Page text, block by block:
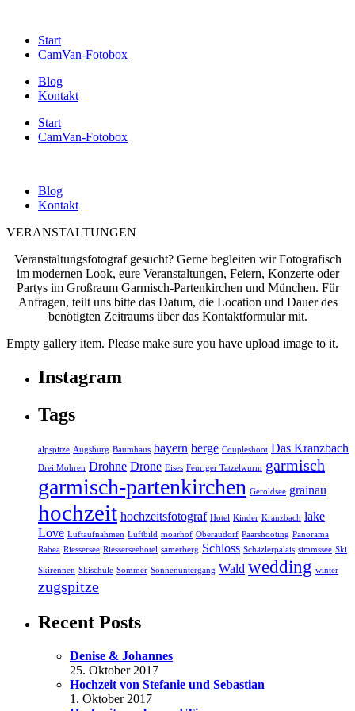
Start
CamVan-Fotobox
Blog
Kontakt
Start
CamVan-Fotobox
Blog
Kontakt
VERANSTALTUNGEN
Veranstaltungsfotograf gesucht? Gerne begleiten wir Fotografisch
im modernen Look, eure Veranstaltungen, Feiern, Konzerte oder
Partys im Großraum Garmisch-Partenkirchen und München. Für
Anfragen, teilt uns bitte das Datum, die Location und Dauer des
benötigten Zeitraums über das Kontaktformular mit.
Empty gallery item. Please make sure you have upload image to it.
Instagram
Tags
alpspitze Augsburg Baumhaus bayern berge Coupleshoot Das Kranzbach
Drei Mohren Drohne Drone Eises Feuriger Tatzelwurm garmisch
garmisch-partenkirchen Geroldsee grainau
hochzeit hochzeitsfotograf Hotel Kinder Kranzbach lake
Love Luftaufnahmen Luftbild moarhof Oberaudorf Paarshooting Panorama
Rabea Riessersee Riesserseehotel samerberg Schloss Schäzlerpalais simmssee Ski
Skirennen Skischule Sommer Sonnenuntergang Wald wedding winter
zugspitze
Recent Posts
Denise & Johannes
25. Oktober 2017
Hochzeit von Stefanie und Sebastian
1. Oktober 2017